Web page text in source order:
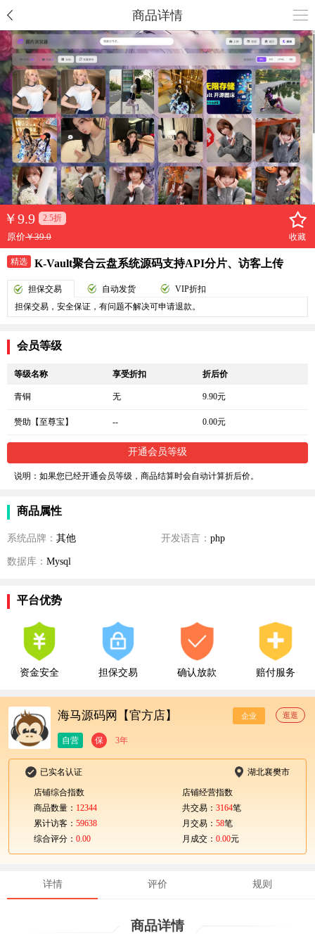
商品详情
￥9.9 2.5折
原价￥39.0 收藏
精选 K-Vault聚合云盘系统源码支持API分片、访客上传
担保交易 自动发货
VIP折扣
担保交易，安全保证，有问题不解决可申请退款。
会员等级
等级名称 享受折扣 折后价
青铜 无 9.90元
赞助【至尊宝】 -- 0.00元
开通会员等级
说明：如果您已经开通会员等级，商品结算时会自动计算折后价。
商品属性
系统品牌： 其他 开发语言： php
数据库： Mysql
平台优势
资金安全 担保交易 确认放款 赔付服务
海马源码网【官方店】 企业 逛逛
自营 保 3年
已实名认证 湖北襄樊市
店铺综合指数
商品数量： 12344
累计访客： 59638
综合评分： 0.00
店铺经营指数
共交易： 3164笔
月交易： 58笔
月成交： 0.00元
详情 评价 规则
商品详情